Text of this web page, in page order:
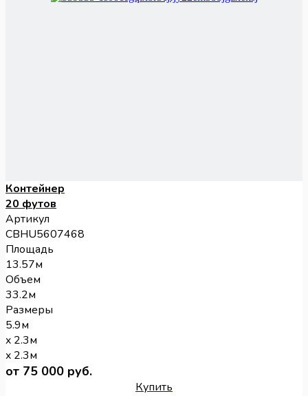
Контейнер
20 футов
Артикул
CBHU5607468
Площадь
13.57м
Объем
33.2м
Размеры
5.9м
x 2.3м
x 2.3м
от 75 000 руб.
Купить